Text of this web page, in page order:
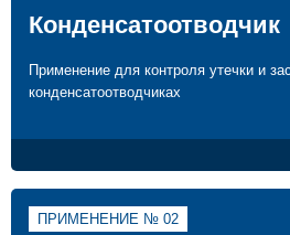
Конденсатоотводчик
Применение для контроля утечки и
конденсатоотводчиках
ПРИМЕНЕНИЕ № 02